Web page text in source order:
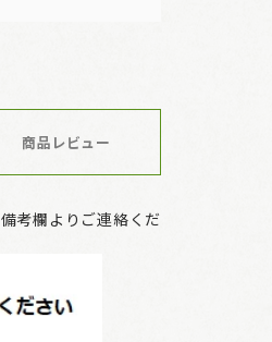
商品レビュー
考欄よりご連絡くだ